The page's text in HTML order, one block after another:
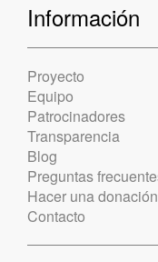
Información
Proyecto
Equipo
Patrocinadores
Transparencia
Blog
Preguntas
Hacer una donación
Contacto